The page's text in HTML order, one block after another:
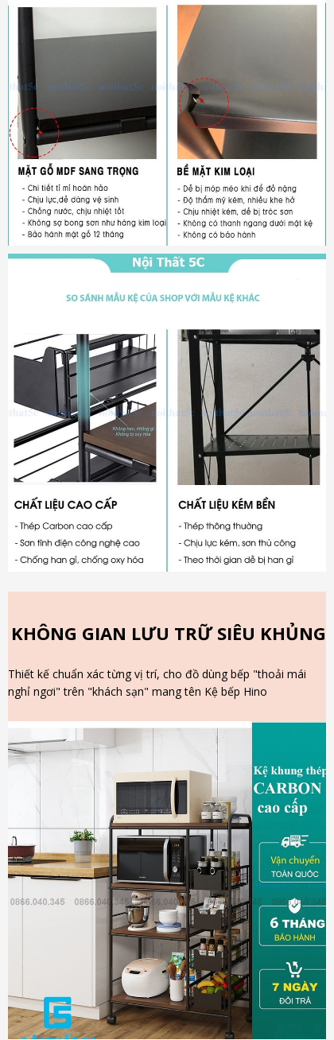
KHÔNG GIAN LƯU TRỮ SIÊU KHỦNG
Thiết kế chuẩn xác từng vị trí, cho đồ dùng bếp "thoải mái
nghỉ ngơi" trên "khách sạn" mang tên Kệ bếp Hino